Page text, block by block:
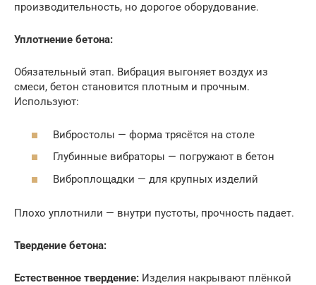
производительность, но дорогое оборудование.
Уплотнение бетона:
Обязательный этап. Вибрация выгоняет воздух из
смеси, бетон становится плотным и прочным.
Используют:
Вибростолы — форма трясётся на столе
Глубинные вибраторы — погружают в бетон
Виброплощадки — для крупных изделий
Плохо уплотнили — внутри пустоты, прочность падает.
Твердение бетона:
Естественное твердение: Изделия накрывают плёнкой